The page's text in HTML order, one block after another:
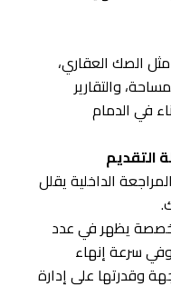
الصك العقاري،
والتقارير
في الدمام
التقديم
الداخلية يقلل
يظهر في عدد
وفي سرعة إنهاء
وقدرتها على إدارة